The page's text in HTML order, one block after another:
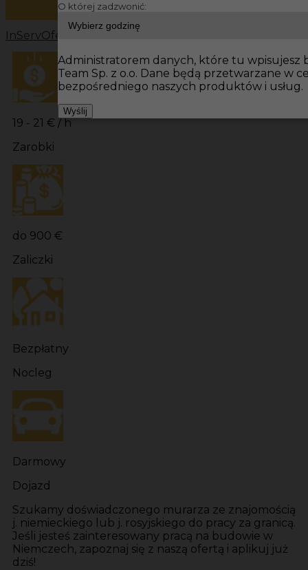
InServOferty pracy Prace budowlane Niemcy
19 - 21 € / h
Zarobki
do 900 €
Zaliczki
Bezpłatny
Nocleg
Darmowy
Dojazd
Szukamy doświadczonego murarza ze znajomością
j. niemieckiego lub j. rosyjskiego do pracy za granicą.
Jeśli jesteś zainteresowany pracą na budowie w
Niemczech, zapoznaj się z naszą ofertą i aplikuj już
dziś!
O której zadzwonić:
Administratorem danych, które tu wpisujesz
Team Sp. z o.o. Dane będą przetwarzane w
bezpośredniego naszych produktów i usług.
Wyślij